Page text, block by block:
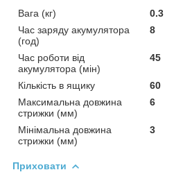
Вага (кг)
0.3
Час заряду акумулятора
(год)
8
Час роботи від
акумулятора (мін)
45
Кількість в ящику
60
Максимальна довжина
стрижки (мм)
6
Мінімальна довжина
стрижки (мм)
3
Приховати